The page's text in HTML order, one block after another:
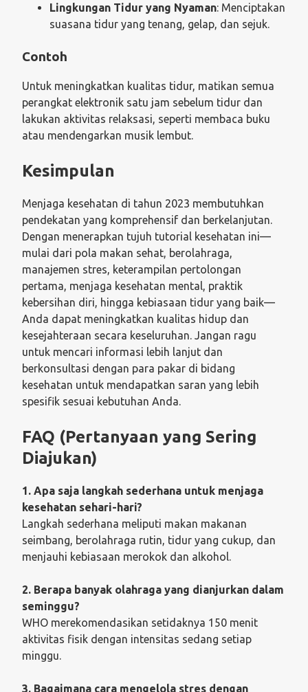
Lingkungan Tidur yang Nyaman: Menciptakan
suasana tidur yang tenang, gelap, dan sejuk.
Contoh
Untuk meningkatkan kualitas tidur, matikan semua
perangkat elektronik satu jam sebelum tidur dan
lakukan aktivitas relaksasi, seperti membaca buku
atau mendengarkan musik lembut.
Kesimpulan
Menjaga kesehatan di tahun 2023 membutuhkan
pendekatan yang komprehensif dan berkelanjutan.
Dengan menerapkan tujuh tutorial kesehatan ini—
mulai dari pola makan sehat, berolahraga,
manajemen stres, keterampilan pertolongan
pertama, menjaga kesehatan mental, praktik
kebersihan diri, hingga kebiasaan tidur yang baik—
Anda dapat meningkatkan kualitas hidup dan
kesejahteraan secara keseluruhan. Jangan ragu
untuk mencari informasi lebih lanjut dan
berkonsultasi dengan para pakar di bidang
kesehatan untuk mendapatkan saran yang lebih
spesifik sesuai kebutuhan Anda.
FAQ (Pertanyaan yang Sering
Diajukan)
1. Apa saja langkah sederhana untuk menjaga
kesehatan sehari-hari?
Langkah sederhana meliputi makan makanan
seimbang, berolahraga rutin, tidur yang cukup, dan
menjauhi kebiasaan merokok dan alkohol.
2. Berapa banyak olahraga yang dianjurkan dalam
seminggu?
WHO merekomendasikan setidaknya 150 menit
aktivitas fisik dengan intensitas sedang setiap
minggu.
3. Bagaimana cara mengelola stres dengan